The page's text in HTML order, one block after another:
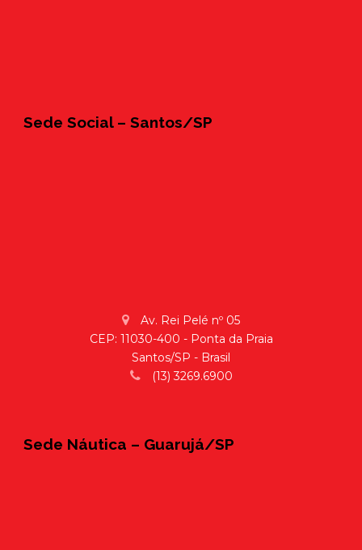
Sede Social – Santos/SP
Av. Rei Pelé nº 05
CEP: 11030-400 - Ponta da Praia
Santos/SP - Brasil
(13) 3269.6900
Sede Náutica – Guarujá/SP